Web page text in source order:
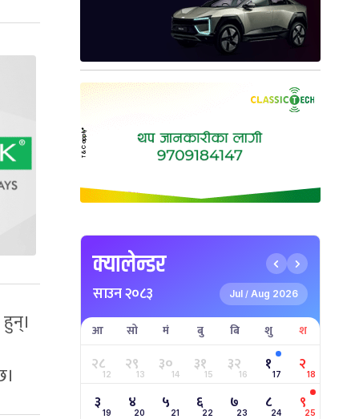
क्यालेन्डर
साउन २०८३ Jul / Aug 2026
आ सो मं बु बि शु श
२८12 २९13 ३०14 ३१15 ३२16 १17 २18
३ 19 ४20 ५ 21 ६22 ७23 ८24 ९25